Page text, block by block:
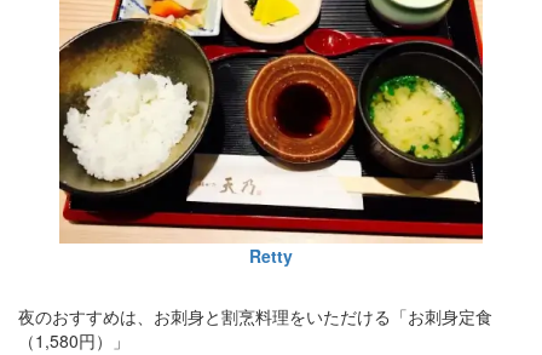
Retty
夜のおすすめは、お刺身と割烹料理をいただける「お刺身定食
（1,580円）」